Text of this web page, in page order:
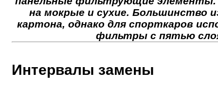
на мокрые и сухие. Большинство
картона, однако для спорткаров
фильтры с пятью
Интервалы замены